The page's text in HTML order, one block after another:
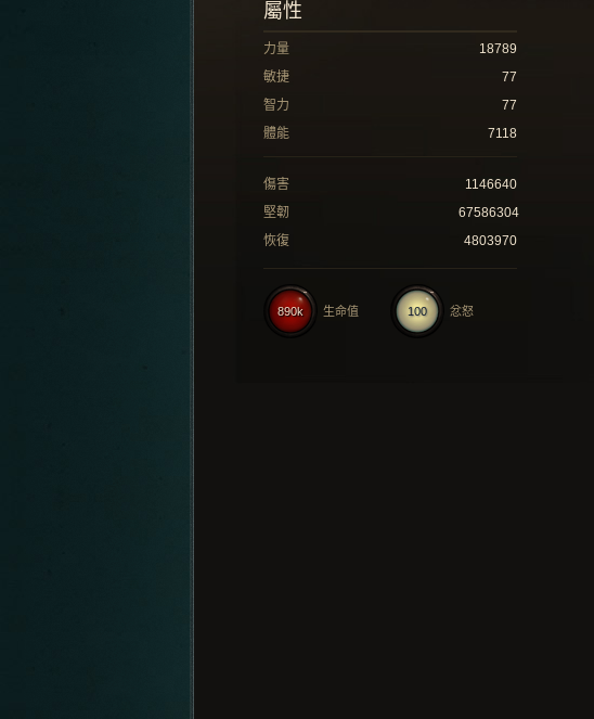
屬性
力量
18789
敏捷
77
智力
77
體能
7118
傷害
1146640
堅韌
67586304
恢復
4803970
100 忿怒
890k 生命值